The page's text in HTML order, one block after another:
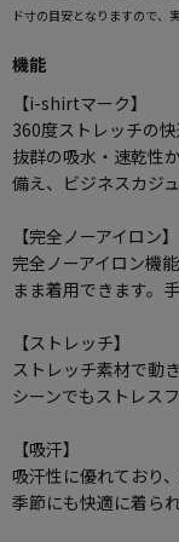
ド寸の目安となりますので、
機能
【i-shirtマーク】
360度ストレッチの
抜群の吸水・速乾性
備え、ビジネスカジ
【完全ノーアイロン】
完全ノーアイロン機
まま着用できます。
【ストレッチ】
ストレッチ素材で動
シーンでもストレス
【吸汗】
吸汗性に優れており
季節にも快適に着ら